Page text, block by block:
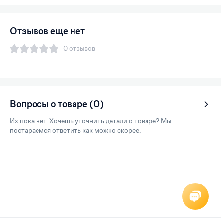
Отзывов еще нет
0 отзывов
Вопросы о товаре (0)
Их пока нет. Хочешь уточнить детали о товаре? Мы
постараемся ответить как можно скорее.